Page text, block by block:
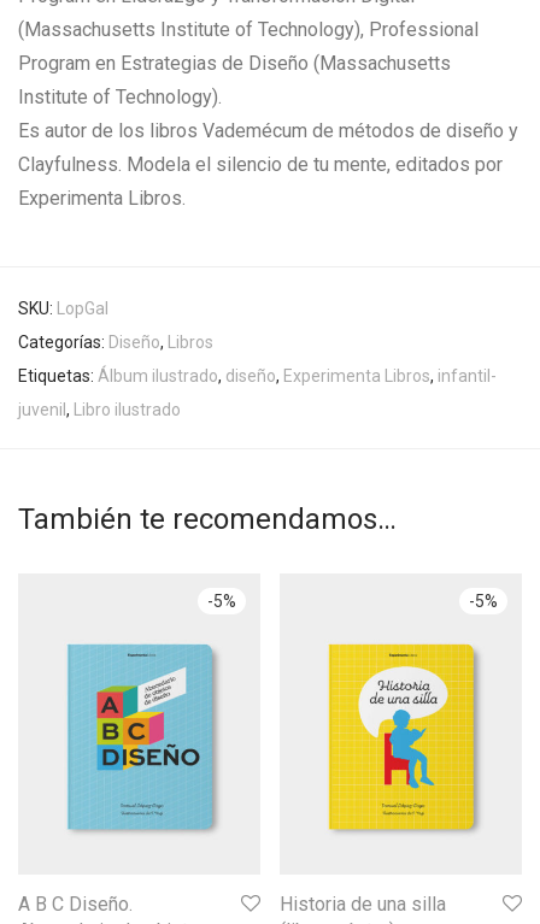
(Massachusetts Institute of Technology), Professional
Program en Estrategias de Diseño (Massachusetts
Institute of Technology).
Es autor de los libros Vademécum de métodos de diseño y
Clayfulness. Modela el silencio de tu mente, editados por
Experimenta Libros.
SKU: LopGal
Categorías: Diseño, Libros
Etiquetas: Álbum ilustrado, diseño, Experimenta Libros, infantil-
juvenil , Libro ilustrado
También te recomendamos…
-5%
A B C Diseño.
-5%
Historia de una silla